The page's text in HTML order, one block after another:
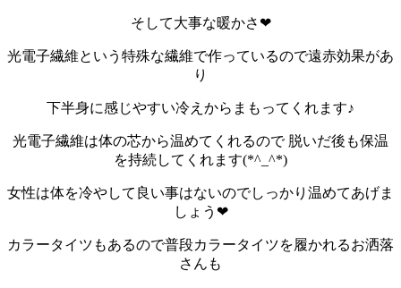
そして大事な暖かさ❤
光電子繊維という特殊な繊維で作っているので遠赤効果があ
り
下半身に感じやすい冷えからまもってくれます♪
光電子繊維は体の芯から温めてくれるので 脱いだ後も保温
を持続してくれます(*^_^*)
女性は体を冷やして良い事はないのでしっかり温めてあげま
しょう❤
カラータイツもあるので普段カラータイツを履かれるお洒落
さんも